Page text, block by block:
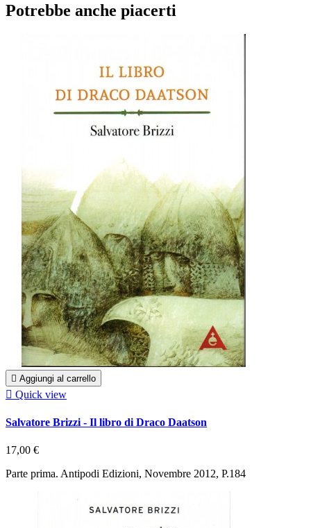
Potrebbe anche piacerti
 Aggiungi al carrello
 Quick view
Salvatore Brizzi - Il libro di Draco Daatson
17,00 €
Parte prima. Antipodi Edizioni, Novembre 2012, P.184